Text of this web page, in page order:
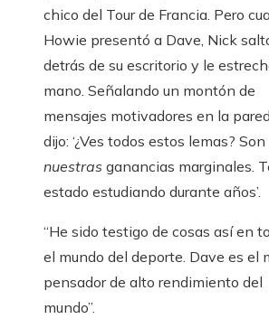
chico del Tour de Francia. Pero
Howie presentó a Dave, Nick
detrás de su escritorio y le
mano. Señalando un montón de
mensajes motivadores en la
dijo: ‘¿Ves todos estos lemas? Son
nuestras ganancias marginales.
estado estudiando durante años’.
“He sido testigo de cosas así en
el mundo del deporte. Dave es el
pensador de alto rendimiento del
mundo”.